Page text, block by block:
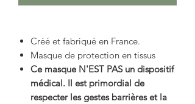
Créé et fabriqué en France.
Masque de protection en tissus
Ce masque N'EST PAS un dispositif
médical. Il est primordial de
respecter les gestes barrières et la